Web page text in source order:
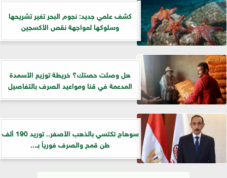
كشف علمي جديد: نجوم البحر تغير تشريحها
وسلوكها لمواجهة نقص الأكسجين
هل وصلت حصتك؟ خريطة توزيع الأسمدة
المدعمة في قنا ومواعيد الصرف بالتفاصيل
سوهاج تكتسي بالذهب الأصفر.. توريد 190 ألف
طن قمح والصرف فورياً بـ...